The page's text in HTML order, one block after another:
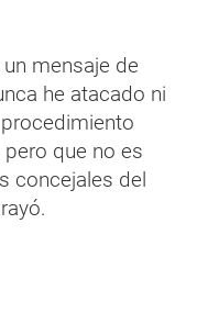
mensaje de
he atacado ni
que no es
concejales del